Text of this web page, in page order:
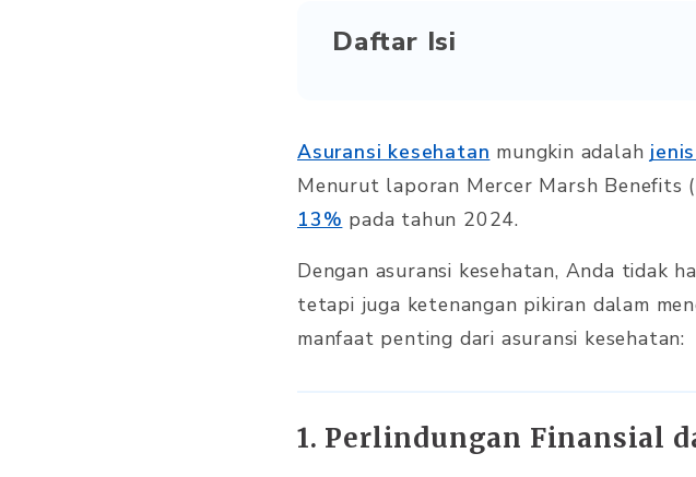
Daftar Isi
Asuransi kesehatan mungkin adalah
Menurut laporan Mercer Marsh Benefits
13% pada tahun 2024.
Dengan asuransi kesehatan, Anda tidak
tetapi juga ketenangan pikiran dalam
manfaat penting dari asuransi kesehatan:
1. Perlindungan Finansial